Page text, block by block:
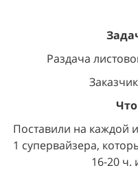
Раздача
Поставили на каждой
1 супервайзера,
16-20 ч.